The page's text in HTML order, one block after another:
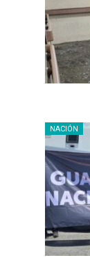
NACIÓN